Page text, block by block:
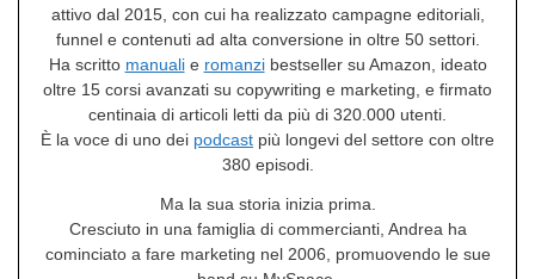
attivo dal 2015, con cui ha realizzato campagne editoriali,
funnel e contenuti ad alta conversione in oltre 50 settori.
Ha scritto manualie romanzibestseller su Amazon, ideato
oltre 15 corsi avanzati su copywriting e marketing, e firmato
centinaia di articoli letti da più di 320.000 utenti.
È la voce di uno dei podcast più longevi del settore con oltre
380 episodi.
Ma la sua storia inizia prima.
Cresciuto in una famiglia di commercianti, Andrea ha
cominciato a fare marketing nel 2006, promuovendo le sue